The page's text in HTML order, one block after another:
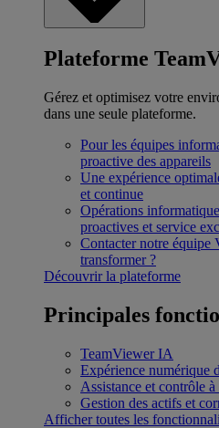
Plateforme
Gérez et optimisez votre
dans une seule plateforme.
Pour les équipes
proactive des appareils
Une expérience
et continue
Opérations
proactives et service
Contacter notre équipe
transformer ?
Découvrir la plateforme
Principales
TeamViewer IA
Expérience numérique
Assistance et contrôle à
Gestion des actifs et
Afficher toutes les